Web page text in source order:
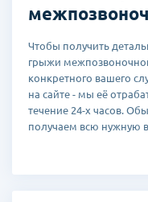
Минимализация
уменьшить кровопотерю,
срок постоперационной
Поскольку в клиниках
малоинвазивным
больнице с учетом
после этого срока
Врачами далее
В специализированных
проводят по 1-2
Чтобы получить
грыжи
конкретного вашего
на сайте - мы её
течение 24-х часов.
получаем всю нужную